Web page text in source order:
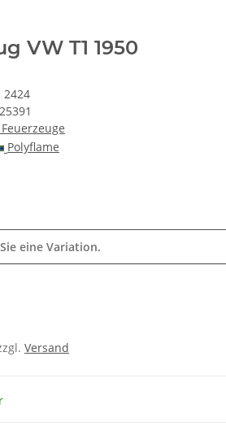
VW T1 1950
2424
Polyflame
eine Variation.
Versand